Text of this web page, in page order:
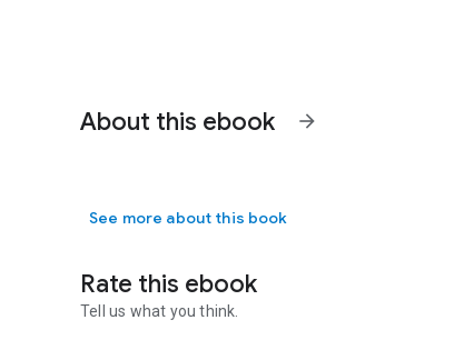
About this ebook arrow_forward
See more about this book
Rate this ebook
Tell us what you think.